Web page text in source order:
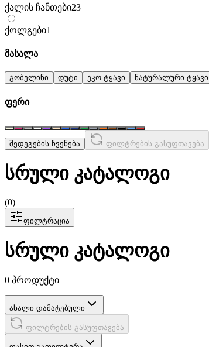
ქალის ჩანთები23
ქოლგები1
მასალა
გობელინი დუტი ეკო-ტყავი ნატურალური ტყავი
ფერი
შედეგების ჩვენება ფილტრების გასუფთავება
სრული კატალოგი
(0)
ფილტრაცია
სრული კატალოგი
0 პროდუქტი
ახალი დამატებული
ფილტრების გასუფთავება